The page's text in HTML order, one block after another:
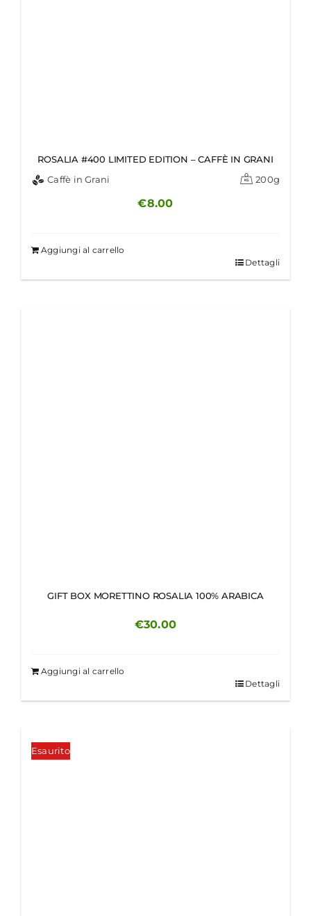
ROSALIA #400 LIMITED EDITION – CAFFÈ IN GRANI
Caffè in Grani
200g
€8.00
Aggiungi al carrello
Dettagli
GIFT BOX MORETTINO ROSALIA 100% ARABICA
€30.00
Aggiungi al carrello
Dettagli
Esaurito